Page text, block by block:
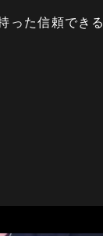
った信頼できる